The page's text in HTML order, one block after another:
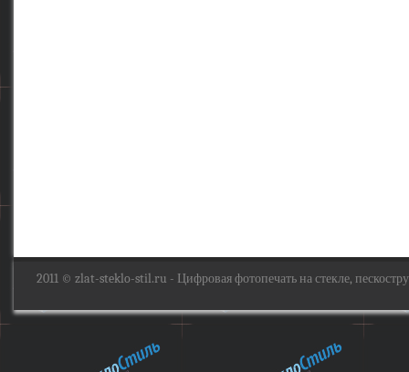
2011 © zlat-steklo-stil.ru - Цифровая фотопечать на стекле,